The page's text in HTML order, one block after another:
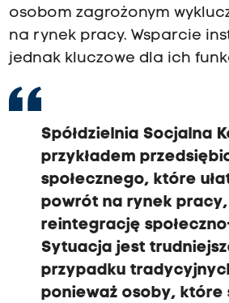
osobom zagrożonym
na rynek pracy. Wsparcie
jednak kluczowe dla ich
Spółdzielnia Socjalna
przykładem
społecznego, które
powrót na rynek pracy,
reintegrację
Sytuacja jest
przypadku
ponieważ osoby, które